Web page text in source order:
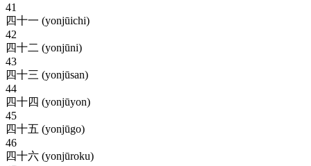
41
四十一 (yonjūichi)
42
四十二 (yonjūni)
43
四十三 (yonjūsan)
44
四十四 (yonjūyon)
45
四十五 (yonjūgo)
46
四十六 (yonjūroku)